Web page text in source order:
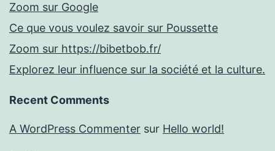
Zoom sur Google
Ce que vous voulez savoir sur Poussette
Zoom sur https://bibetbob.fr/
Explorez leur influence sur la société et la culture.
Recent Comments
A WordPress Commenter sur Hello world!